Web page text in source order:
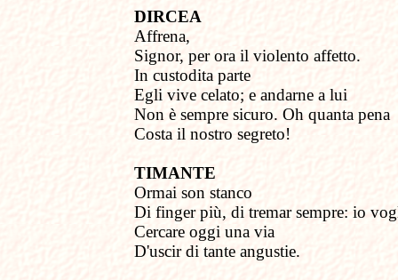
DIRCEA
Affrena,
Signor, per ora il violento affetto.
In custodita parte
Egli vive celato; e andarne a lui
Non è sempre sicuro. Oh quanta pena
Costa il nostro segreto!
TIMANTE
Ormai son stanco
Di finger più, di tremar sempre: io
Cercare oggi una via
D'uscir di tante angustie.